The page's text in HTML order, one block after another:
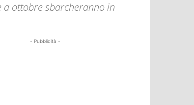
a ottobre sbarcheranno in
- Pubblicità -